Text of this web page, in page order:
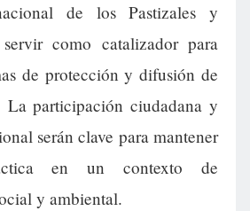
de los Pastizales y
servir como catalizador para
de protección y difusión de
La participación ciudadana y
serán clave para mantener
en un contexto de
y ambiental.